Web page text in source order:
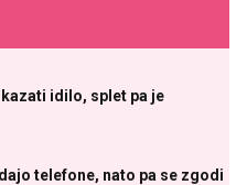
idilo, splet pa je
telefone, nato pa se zgodi